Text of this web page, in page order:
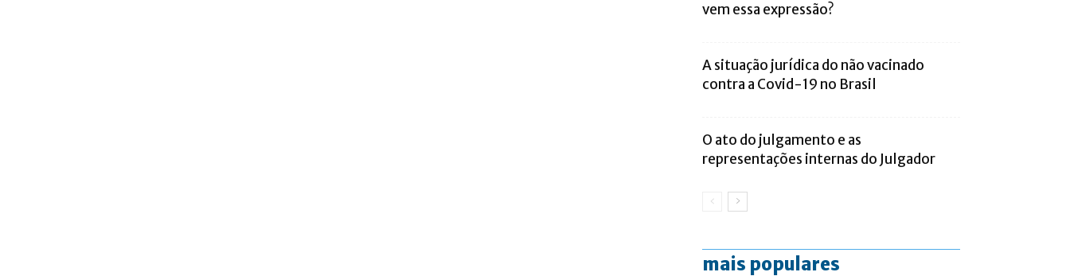
vem essa expressão?
A situação jurídica do não vacinado
contra a Covid-19 no Brasil
O ato do julgamento e as
representações internas do Julgador
mais populares